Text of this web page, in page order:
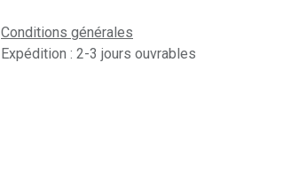
Conditions générales
Expédition : 2-3 jours ouvrables